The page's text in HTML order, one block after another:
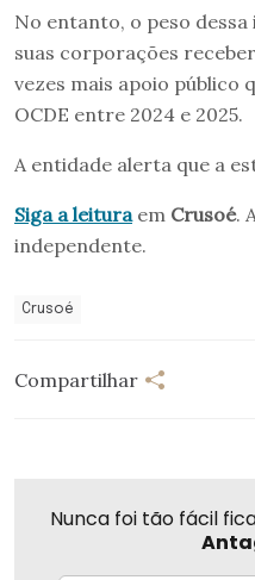
No entanto, o peso
suas corporações
vezes mais apoio público
OCDE entre 2024 e 2025.
A entidade alerta que a
Siga a leituraem Crusoé.
independente.
Crusoé
Compartilhar
Nunca foi tão fácil